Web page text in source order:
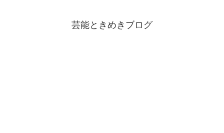
芸能ときめきブログ